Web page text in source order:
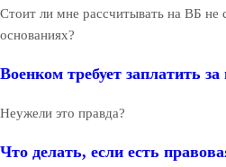
Стоит ли мне рассчитывать на ВБ не
основаниях?
Военком требует заплатить
Неужели это правда?
Что делать, если есть